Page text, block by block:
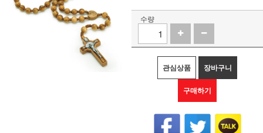
수량
관심상품 장바구니
구매하기